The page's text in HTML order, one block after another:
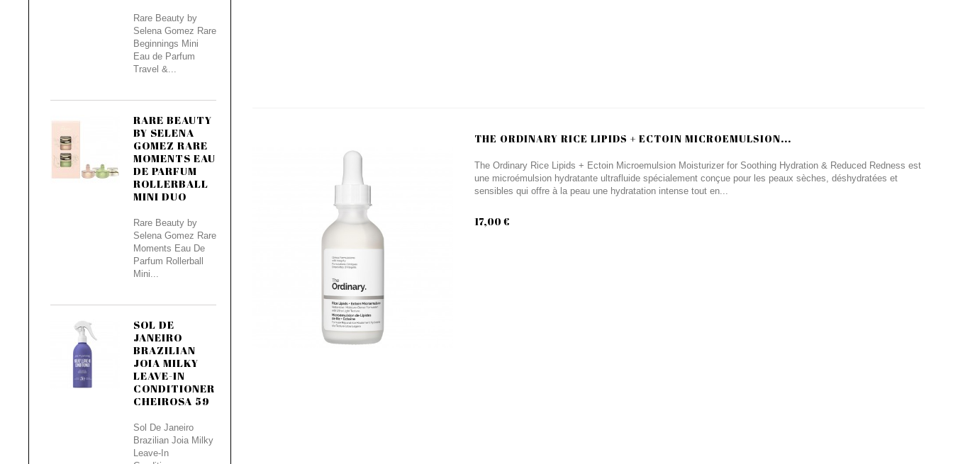
Rare Beauty by
Selena Gomez Rare
Beginnings Mini
Eau de Parfum
Travel &...
RARE BEAUTY
BY SELENA
GOMEZ RARE
MOMENTS EAU
DE PARFUM
ROLLERBALL
MINI DUO
Rare Beauty by
Selena Gomez Rare
Moments Eau De
Parfum Rollerball
Mini...
SOL DE
JANEIRO
BRAZILIAN
JOIA MILKY
LEAVE-IN
CONDITIONER
CHEIROSA 59
Sol De Janeiro
Brazilian Joia Milky
Leave-In
THE ORDINARY RICE LIPIDS + ECTOIN MICROEMULSION...
The Ordinary Rice Lipids + Ectoin Microemulsion Moisturizer for Soothing Hydration & Reduced Redness est
une microémulsion hydratante ultrafluide spécialement conçue pour les peaux sèches, déshydratées et
sensibles qui offre à la peau une hydratation intense tout en...
17,00 €